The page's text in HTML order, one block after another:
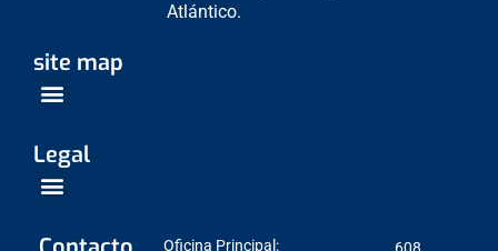
Atlántico.
site map
Legal
Oficina Principal: